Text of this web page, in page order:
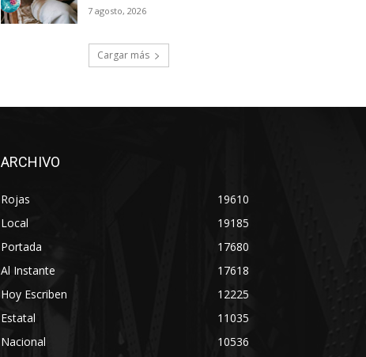
7 agosto, 2026
Cargar más
ARCHIVO
Rojas
19610
Local
19185
Portada
17680
Al Instante
17618
Hoy Escriben
12225
Estatal
11035
Nacional
10536